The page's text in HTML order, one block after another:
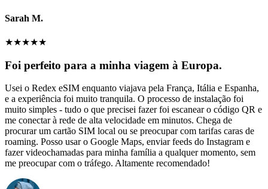
Sarah M.
★★★★★
Foi perfeito para a minha viagem à Europa.
Usei o Redex eSIM enquanto viajava pela França, Itália e Espanha,
e a experiência foi muito tranquila. O processo de instalação foi
muito simples - tudo o que precisei fazer foi escanear o código QR e
me conectar à rede de alta velocidade em minutos. Chega de
procurar um cartão SIM local ou se preocupar com tarifas caras de
roaming. Posso usar o Google Maps, enviar feeds do Instagram e
fazer videochamadas para minha família a qualquer momento, sem
me preocupar com o tráfego. Altamente recomendado!